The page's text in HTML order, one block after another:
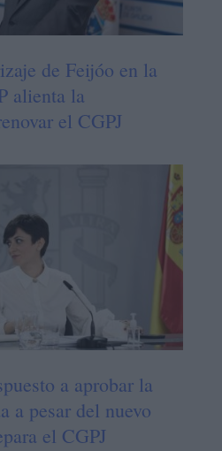
de Feijóo en la
alienta la
el CGPJ
a aprobar la
a pesar del nuevo
el CGPJ